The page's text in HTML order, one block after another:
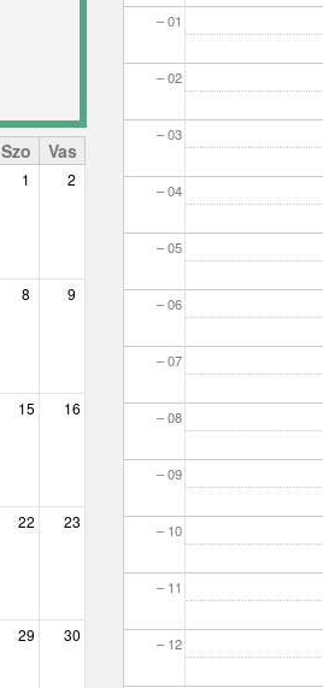
Szo Vas
1 2
8 9
15 16
22 23
29 30
– 01
– 02
– 03
– 04
– 05
– 06
– 07
– 08
– 09
– 10
– 11
– 12